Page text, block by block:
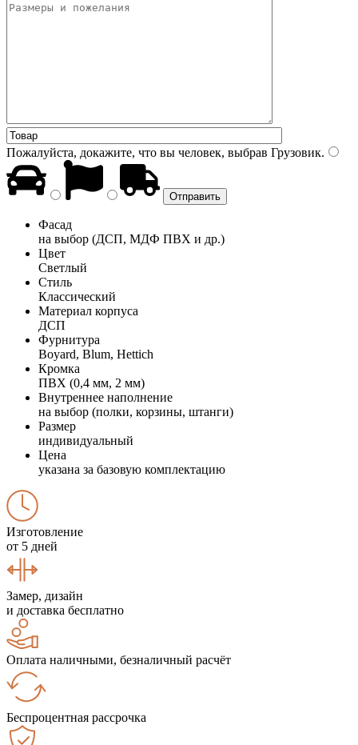
Пожалуйста, докажите, что вы человек, выбрав Грузовик.
Фасад
на выбор (ДСП, МДФ ПВХ и др.)
Цвет
Светлый
Стиль
Классический
Материал корпуса
ДСП
Фурнитура
Boyard, Blum, Hettich
Кромка
ПВХ (0,4 мм, 2 мм)
Внутреннее наполнение
на выбор (полки, корзины, штанги)
Размер
индивидуальный
Цена
указана за базовую комплектацию
Изготовление
от 5 дней
Замер, дизайн
и доставка бесплатно
Оплата наличными, безналичный расчёт
Беспроцентная рассрочка